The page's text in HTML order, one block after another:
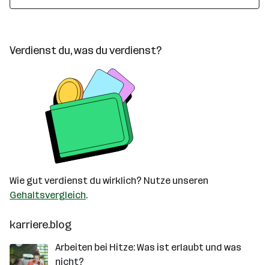
Verdienst du, was du verdienst?
Wie gut verdienst du wirklich? Nutze unseren
Gehaltsvergleich.
karriere.blog
Arbeiten bei Hitze: Was ist erlaubt und was
nicht?